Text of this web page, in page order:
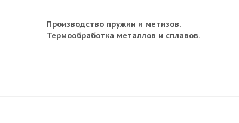
Производство пружин и метизов.
Термообработка металлов и сплавов.